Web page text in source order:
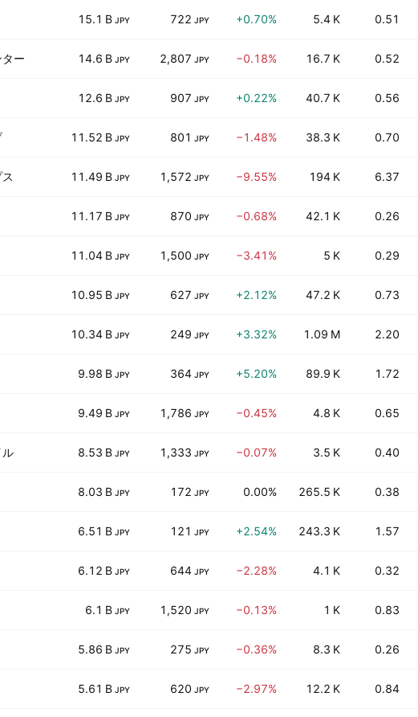
15.1 B JPY 722 JPY +0.70% 5.4 K 0.51
ー 14.6 B JPY 2,807 JPY −0.18% 16.7 K 0.52
12.6 B JPY 907 JPY +0.22% 40.7 K 0.56
11.52 B JPY 801 JPY −1.48% 38.3 K 0.70
11.49 B JPY 1,572 JPY −9.55% 194 K 6.37
11.17 B JPY 870 JPY −0.68% 42.1 K 0.26
11.04 B JPY 1,500 JPY −3.41% 5 K 0.29
10.95 B JPY 627 JPY +2.12% 47.2 K 0.73
10.34 B JPY 249 JPY +3.32% 1.09 M 2.20
9.98 B JPY 364 JPY +5.20% 89.9 K 1.72
9.49 B JPY 1,786 JPY −0.45% 4.8 K 0.65
ル 8.53 B JPY 1,333 JPY −0.07% 3.5 K 0.40
8.03 B JPY 172 JPY 0.00% 265.5 K 0.38
6.51 B JPY 121 JPY +2.54% 243.3 K 1.57
6.12 B JPY 644 JPY −2.28% 4.1 K 0.32
6.1 B JPY 1,520 JPY −0.13% 1 K 0.83
5.86 B JPY 275 JPY −0.36% 8.3 K 0.26
5.61 B JPY 620 JPY −2.97% 12.2 K 0.84